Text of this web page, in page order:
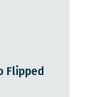
Flipped